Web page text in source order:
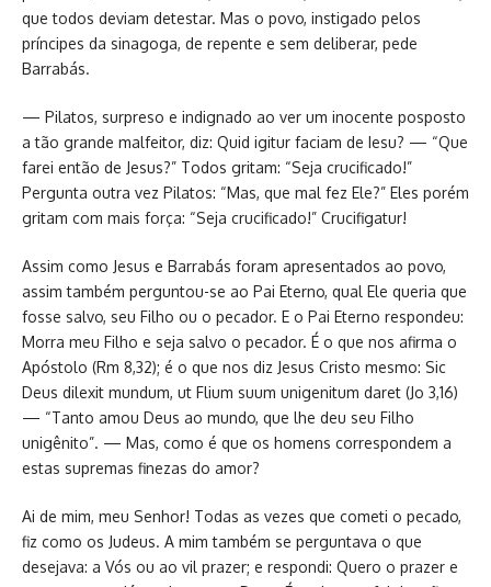
que todos deviam detestar. Mas o povo, instigado pelos
príncipes da sinagoga, de repente e sem deliberar, pede
Barrabás.
— Pilatos, surpreso e indignado ao ver um inocente posposto
a tão grande malfeitor, diz: Quid igitur faciam de Iesu? — “Que
farei então de Jesus?” Todos gritam: “Seja crucificado!”
Pergunta outra vez Pilatos: “Mas, que mal fez Ele?” Eles porém
gritam com mais força: “Seja crucificado!” Crucifigatur!
Assim como Jesus e Barrabás foram apresentados ao povo,
assim também perguntou-se ao Pai Eterno, qual Ele queria que
fosse salvo, seu Filho ou o pecador. E o Pai Eterno respondeu:
Morra meu Filho e seja salvo o pecador. É o que nos afirma o
Apóstolo (Rm 8,32); é o que nos diz Jesus Cristo mesmo: Sic
Deus dilexit mundum, ut Flium suum unigenitum daret (Jo 3,16)
— “Tanto amou Deus ao mundo, que lhe deu seu Filho
unigênito”. — Mas, como é que os homens correspondem a
estas supremas finezas do amor?
Ai de mim, meu Senhor! Todas as vezes que cometi o pecado,
fiz como os Judeus. A mim também se perguntava o que
desejava: a Vós ou ao vil prazer; e respondi: Quero o prazer e